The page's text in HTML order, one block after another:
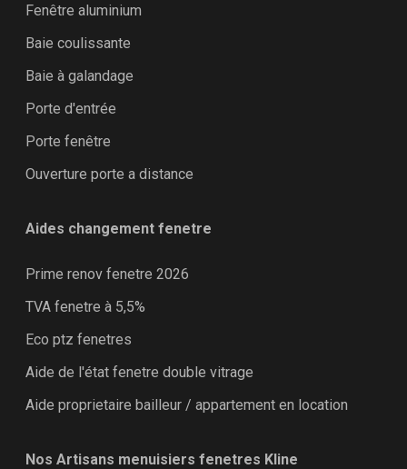
Fenêtre aluminium
Baie coulissante
Baie à galandage
Porte d'entrée
Porte fenêtre
Ouverture porte a distance
Aides changement fenetre
Prime renov fenetre 2026
TVA fenetre à 5,5%
Eco ptz fenetres
Aide de l'état fenetre double vitrage
Aide proprietaire bailleur / appartement en location
Nos Artisans menuisiers fenetres Kline